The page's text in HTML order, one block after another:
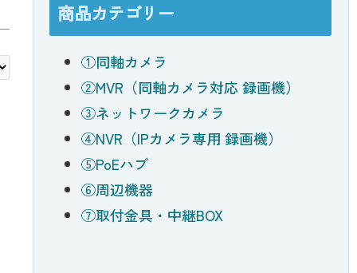
商品カテゴリー
①同軸カメラ
②MVR（同軸カメラ対応 録画機）
③ネットワークカメラ
④NVR（IPカメラ専用 録画機）
⑤PoEハブ
⑥周辺機器
⑦取付金具・中継BOX